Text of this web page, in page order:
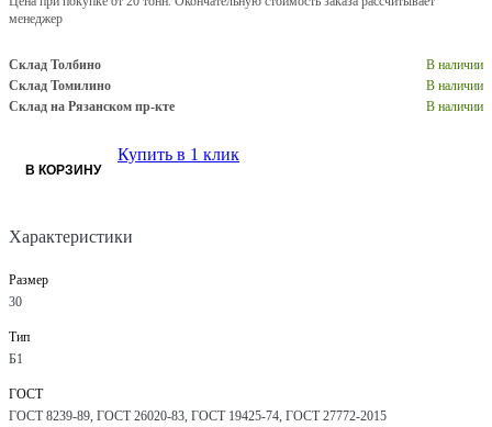
менеджер
Склад Толбино
В наличии
Склад Томилино
В наличии
Склад на Рязанском пр-кте
В наличии
В КОРЗИНУ
Купить в 1 клик
Характеристики
Размер
30
Тип
Б1
ГОСТ
ГОСТ 8239-89, ГОСТ 26020-83, ГОСТ 19425-74, ГОСТ 27772-2015